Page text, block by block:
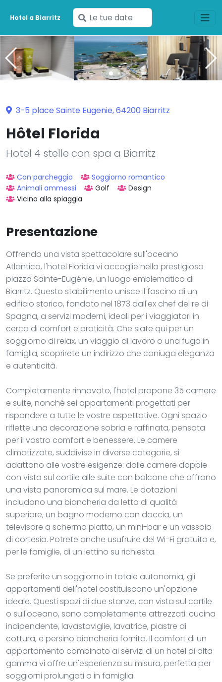
Hotel a Biarritz
Inserisci
le
tue
date
3-5 place Sainte Eugenie, 64200 Biarritz
Hôtel Florida
Hotel 4 stelle con spa a Biarritz
Con parcheggio
Soggiorno romantico
Animali ammessi
Golf
Design
Vicino alla spiaggia
Presentazione
Offrendo una vista spettacolare sull'oceano
Atlantico, l'hotel Florida vi accoglie nella prestigiosa
piazza Sainte-Eugénie, un luogo emblematico di
Biarritz. Questo stabilimento unisce il fascino di un
edificio storico, fondato nel 1873 dall'ex chef del re di
Spagna, a servizi moderni, ideali per i viaggiatori in
cerca di comfort e praticità. Che siate qui per un
soggiorno di relax, un viaggio di lavoro o una fuga in
famiglia, scoprirete un indirizzo che coniuga eleganza
e autenticità.
Completamente rinnovato, l'hotel propone 35 camere
e suite, nonché sei appartamenti progettati per
rispondere a tutte le vostre aspettative. Ogni spazio
riflette una decorazione sobria e raffinata, pensata
per il vostro comfort e benessere. Le camere
climatizzate, suddivise in diverse categorie, si
adattano alle vostre esigenze: dalle camere doppie
con vista sul cortile alle suite con balcone che offrono
una vista panoramica sul mare. Le dotazioni
includono una biancheria da letto di qualità
superiore, un bagno moderno con doccia, un
televisore a schermo piatto, un mini-bar e un vassoio
di cortesia. Potrete anche usufruire del Wi-Fi gratuito e,
per le famiglie, di un lettino su richiesta.
Se preferite un soggiorno in totale autonomia, gli
appartamenti dell'hotel costituiscono un'opzione
ideale. Questi spazi di due stanze, con vista sul cortile
o sull'oceano, sono completamente attrezzati: cucina
indipendente, lavastoviglie, lavatrice, piastre di
cottura, e persino biancheria fornita. Il comfort di un
appartamento combinato ai servizi di un hotel di alta
gamma vi offre un'esperienza su misura, perfetta per
soggiorni prolungati o in famiglia.